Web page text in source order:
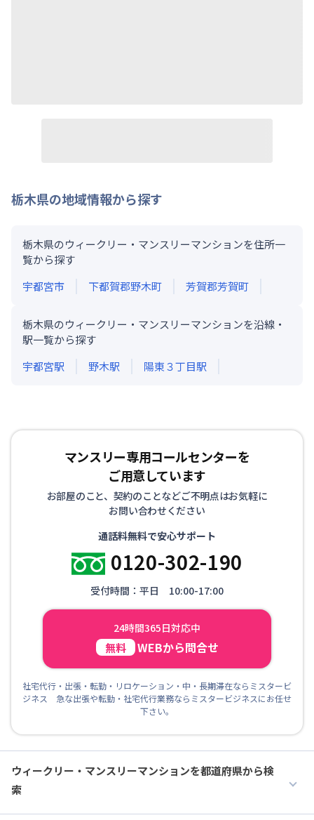
栃木県の地域情報から探す
栃木県のウィークリー・マンスリーマンションを住所一
覧から探す
宇都宮市
下都賀郡野木町 芳賀郡芳賀町
栃木県のウィークリー・マンスリーマンションを沿線・
駅一覧から探す
宇都宮駅 野木駅 陽東３丁目駅
マンスリー専用コールセンターを
ご用意しています
お部屋のこと、契約のことなどご不明点はお気軽に
お問い合わせください
通話料無料で安心サポート
0120-302-190
受付時間：平日 10:00-17:00
24時間365日対応中
無料 WEBから問合せ
社宅代行・出張・転勤・リロケーション・中・長期滞在ならミスタービ
ジネス 急な出張や転勤・社宅代行業務ならミスタービジネスにお任せ
下さい。
ウィークリー・マンスリーマンションを都道府県から検
索